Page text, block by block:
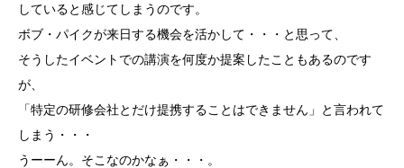
していると感じてしまうのです。
ボブ・パイクが来日する機会を活かして・・・と思って、
そうしたイベントでの講演を何度か提案したこともあるのです
が、
「特定の研修会社とだけ提携することはできません」と言われて
しまう・・・
うーーん。そこなのかなぁ・・・。